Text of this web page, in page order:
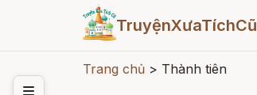
TruyệnXưaTíchCũ
Trang chủ > Thành tiên